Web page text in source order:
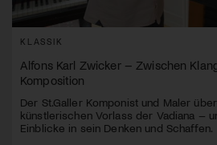
KLASSIK
Alfons Karl Zwicker – Zwischen
Komposition
Der St.Galler Komponist und Maler
künstlerischen Vorlass der Vadiana –
Einblicke in sein Denken und Schaffen.